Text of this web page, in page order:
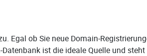
Egal ob Sie neue Domain-
ist die ideale Quelle und